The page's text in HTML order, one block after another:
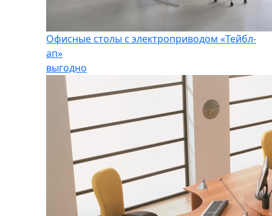
Офисные столы с электроприводом «Тейбл-
ап»
выгодно